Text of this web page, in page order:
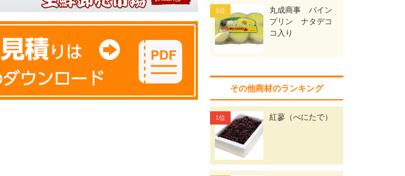
丸成商事 パイン
プリン ナタデコ
コ入り
その他商材のランキング
紅蓼（べにたで）